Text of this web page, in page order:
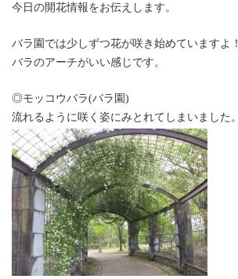
今日の開花情報をお伝えします。
バラ園では少しずつ花が咲き始めていますよ！
バラのアーチがいい感じです。
◎モッコウバラ(バラ園)
流れるように咲く姿にみとれてしまいました。